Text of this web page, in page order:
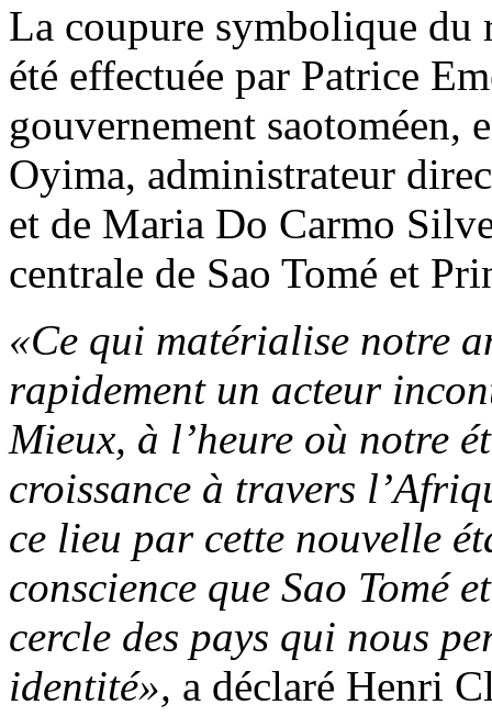
La coupure symbolique du
été effectuée par Patrice
gouvernement saotoméen,
Oyima, administrateur
et de Maria Do Carmo
centrale de Sao Tomé et
«Ce qui matérialise notre
rapidement un acteur
Mieux, à l’heure où notre
croissance à travers
ce lieu par cette nouvelle
conscience que Sao Tomé
cercle des pays qui nous
identité», a déclaré Henri